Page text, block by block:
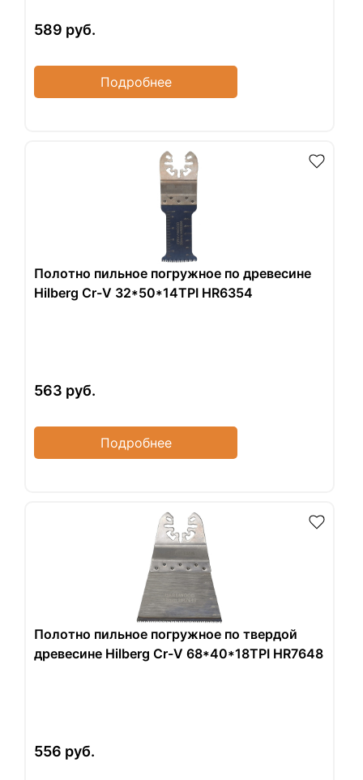
589 руб.
Подробнее
Полотно пильное погружное по древесине
Hilberg Cr-V 32*50*14TPI HR6354
563 руб.
Подробнее
Полотно пильное погружное по твердой
древесине Hilberg Cr-V 68*40*18TPI HR7648
556 руб.